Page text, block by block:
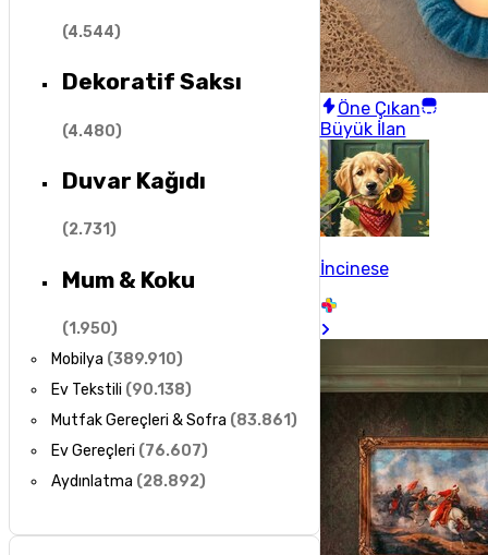
(4.544)
Dekoratif Saksı
(4.480)
Duvar Kağıdı
(2.731)
Mum & Koku
(1.950)
Mobilya (389.910)
Ev Tekstili (90.138)
Mutfak Gereçleri & Sofra (83.861)
Ev Gereçleri (76.607)
Aydınlatma (28.892)
Öne Çıkan
Büyük İlan
İncinese